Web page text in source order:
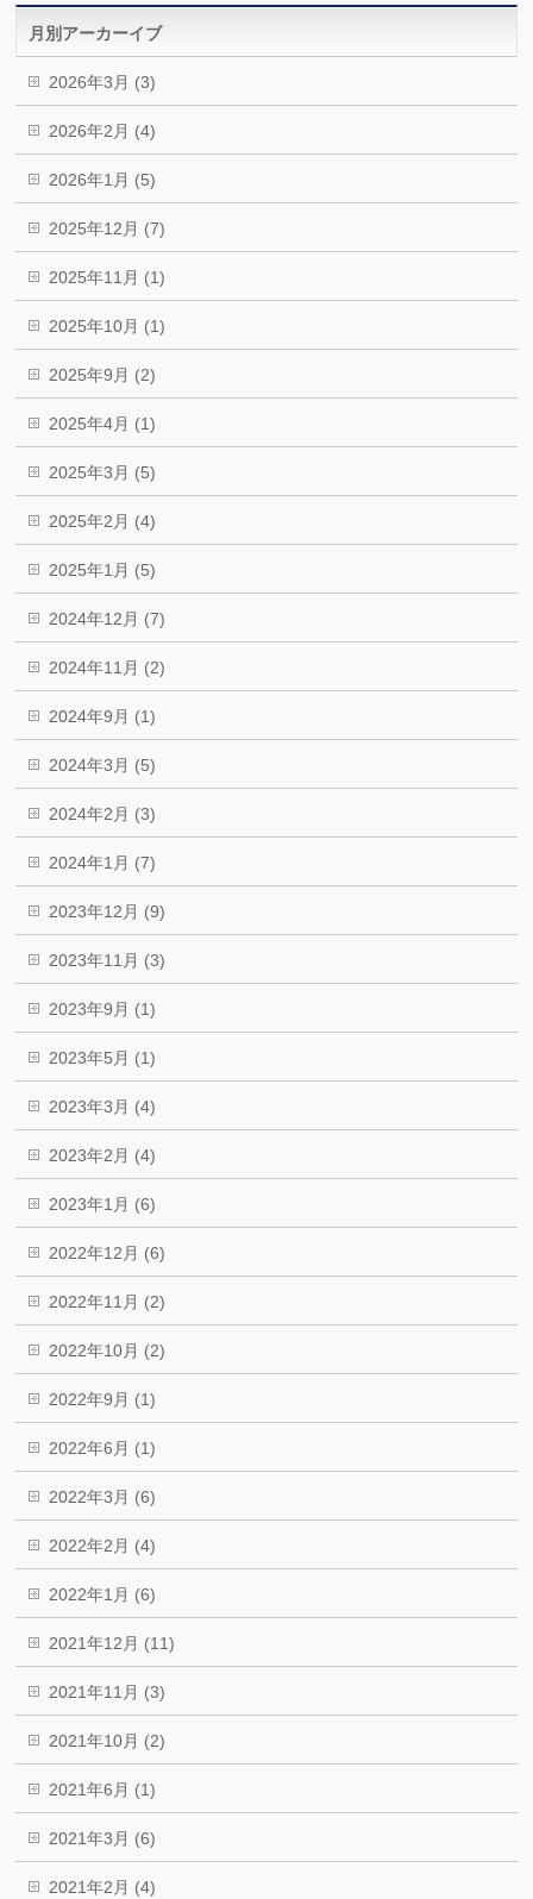
月別アーカーイブ
2026年3月 (3)
2026年2月 (4)
2026年1月 (5)
2025年12月 (7)
2025年11月 (1)
2025年10月 (1)
2025年9月 (2)
2025年4月 (1)
2025年3月 (5)
2025年2月 (4)
2025年1月 (5)
2024年12月 (7)
2024年11月 (2)
2024年9月 (1)
2024年3月 (5)
2024年2月 (3)
2024年1月 (7)
2023年12月 (9)
2023年11月 (3)
2023年9月 (1)
2023年5月 (1)
2023年3月 (4)
2023年2月 (4)
2023年1月 (6)
2022年12月 (6)
2022年11月 (2)
2022年10月 (2)
2022年9月 (1)
2022年6月 (1)
2022年3月 (6)
2022年2月 (4)
2022年1月 (6)
2021年12月 (11)
2021年11月 (3)
2021年10月 (2)
2021年6月 (1)
2021年3月 (6)
2021年2月 (4)